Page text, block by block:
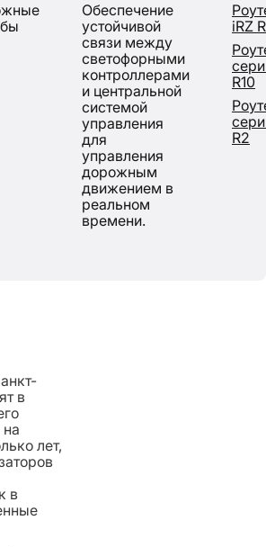
Обеспечение
устойчивой
связи между
светофорными
контроллерами
и центральной
системой
управления
для
управления
дорожным
движением в
реальном
времени.
iRZ
R10
R2
в
лет,
в